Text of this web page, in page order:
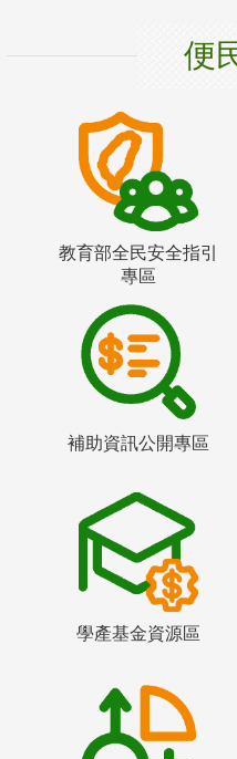
便
教育部全民安全指引
專區
補助資訊公開專區
學產基金資源區